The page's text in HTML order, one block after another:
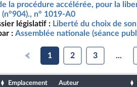
la procédure accélérée, pour la
n° 1019-A0
législatif : Liberté du choix de
: Assemblée nationale (séance
1 2 3 ...
Emplacement Auteur